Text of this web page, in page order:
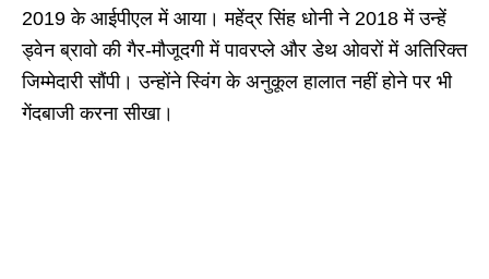
2019 के आईपीएल में आया। महेंद्र सिंह धोनी ने 2018 में उन्हें
ड्वेन ब्रावो की गैर-मौजूदगी में पावरप्ले और डेथ ओवरों में अतिरिक्त
जिम्मेदारी सौंपी। उन्होंने स्विंग के अनुकूल हालात नहीं होने पर भी
गेंदबाजी करना सीखा।